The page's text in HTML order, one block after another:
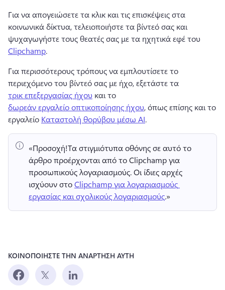
Για να απογειώσετε τα κλικ και τις επισκέψεις στα
κοινωνικά δίκτυα, τελειοποιήστε τα βίντεό σας και
ψυχαγωγήστε τους θεατές σας με τα ηχητικά εφέ του
Clipchamp.
Για περισσότερους τρόπους να εμπλουτίσετε το
περιεχόμενο του βίντεό σας με ήχο, εξετάστε τα
τρικ επεξεργασίας ήχου και το
δωρεάν εργαλείο οπτικοποίησης ήχου, όπως επίσης και το
εργαλείο Καταστολή θορύβου μέσω AI.
«Προσοχή!Τα στιγμιότυπα οθόνης σε αυτό το
άρθρο προέρχονται από το Clipchamp για
προσωπικούς λογαριασμούς. Οι ίδιες αρχές
ισχύουν στο Clipchamp για λογαριασμούς
εργασίας και σχολικούς λογαριασμούς.»
ΚΟΙΝΟΠΟΙΗΣΤΕ ΤΗΝ ΑΝΑΡΤΗΣΗ ΑΥΤΗ